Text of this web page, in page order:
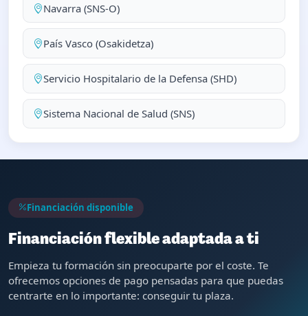
Navarra (SNS-O)
País Vasco (Osakidetza)
Servicio Hospitalario de la Defensa (SHD)
Sistema Nacional de Salud (SNS)
Financiación disponible
Financiación flexible adaptada a ti
Empieza tu formación sin preocuparte por el coste. Te
ofrecemos opciones de pago pensadas para que puedas
centrarte en lo importante: conseguir tu plaza.